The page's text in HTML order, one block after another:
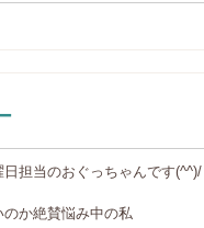
担当のおぐっちゃんです(^^)/
か絶賛悩み中の私